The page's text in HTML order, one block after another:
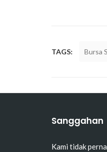
TAGS: Bursa
Sanggahan
Kami tidak